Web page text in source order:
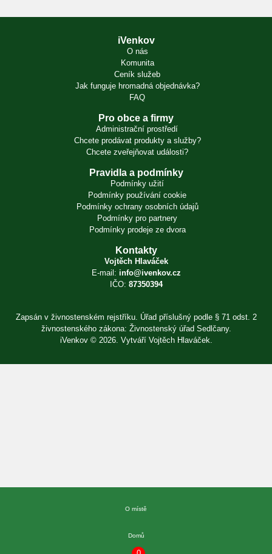
iVenkov
O nás
Komunita
Ceník služeb
Jak funguje hromadná objednávka?
FAQ
Pro obce a firmy
Administrační prostředí
Chcete prodávat produkty a služby?
Chcete zveřejňovat události?
Pravidla a podmínky
Podmínky užití
Podmínky používání cookie
Podmínky ochrany osobních údajů
Podmínky pro partnery
Podmínky prodeje ze dvora
Kontakty
Vojtěch Hlaváček
E-mail: info@ivenkov.cz
IČO: 87350394
Zapsán v živnostenském rejstříku. Úřad příslušný podle § 71 odst. 2
živnostenského zákona: Živnostenský úřad Sedlčany.
iVenkov © 2026. Vytváří Vojtěch Hlaváček
O místě
Domů